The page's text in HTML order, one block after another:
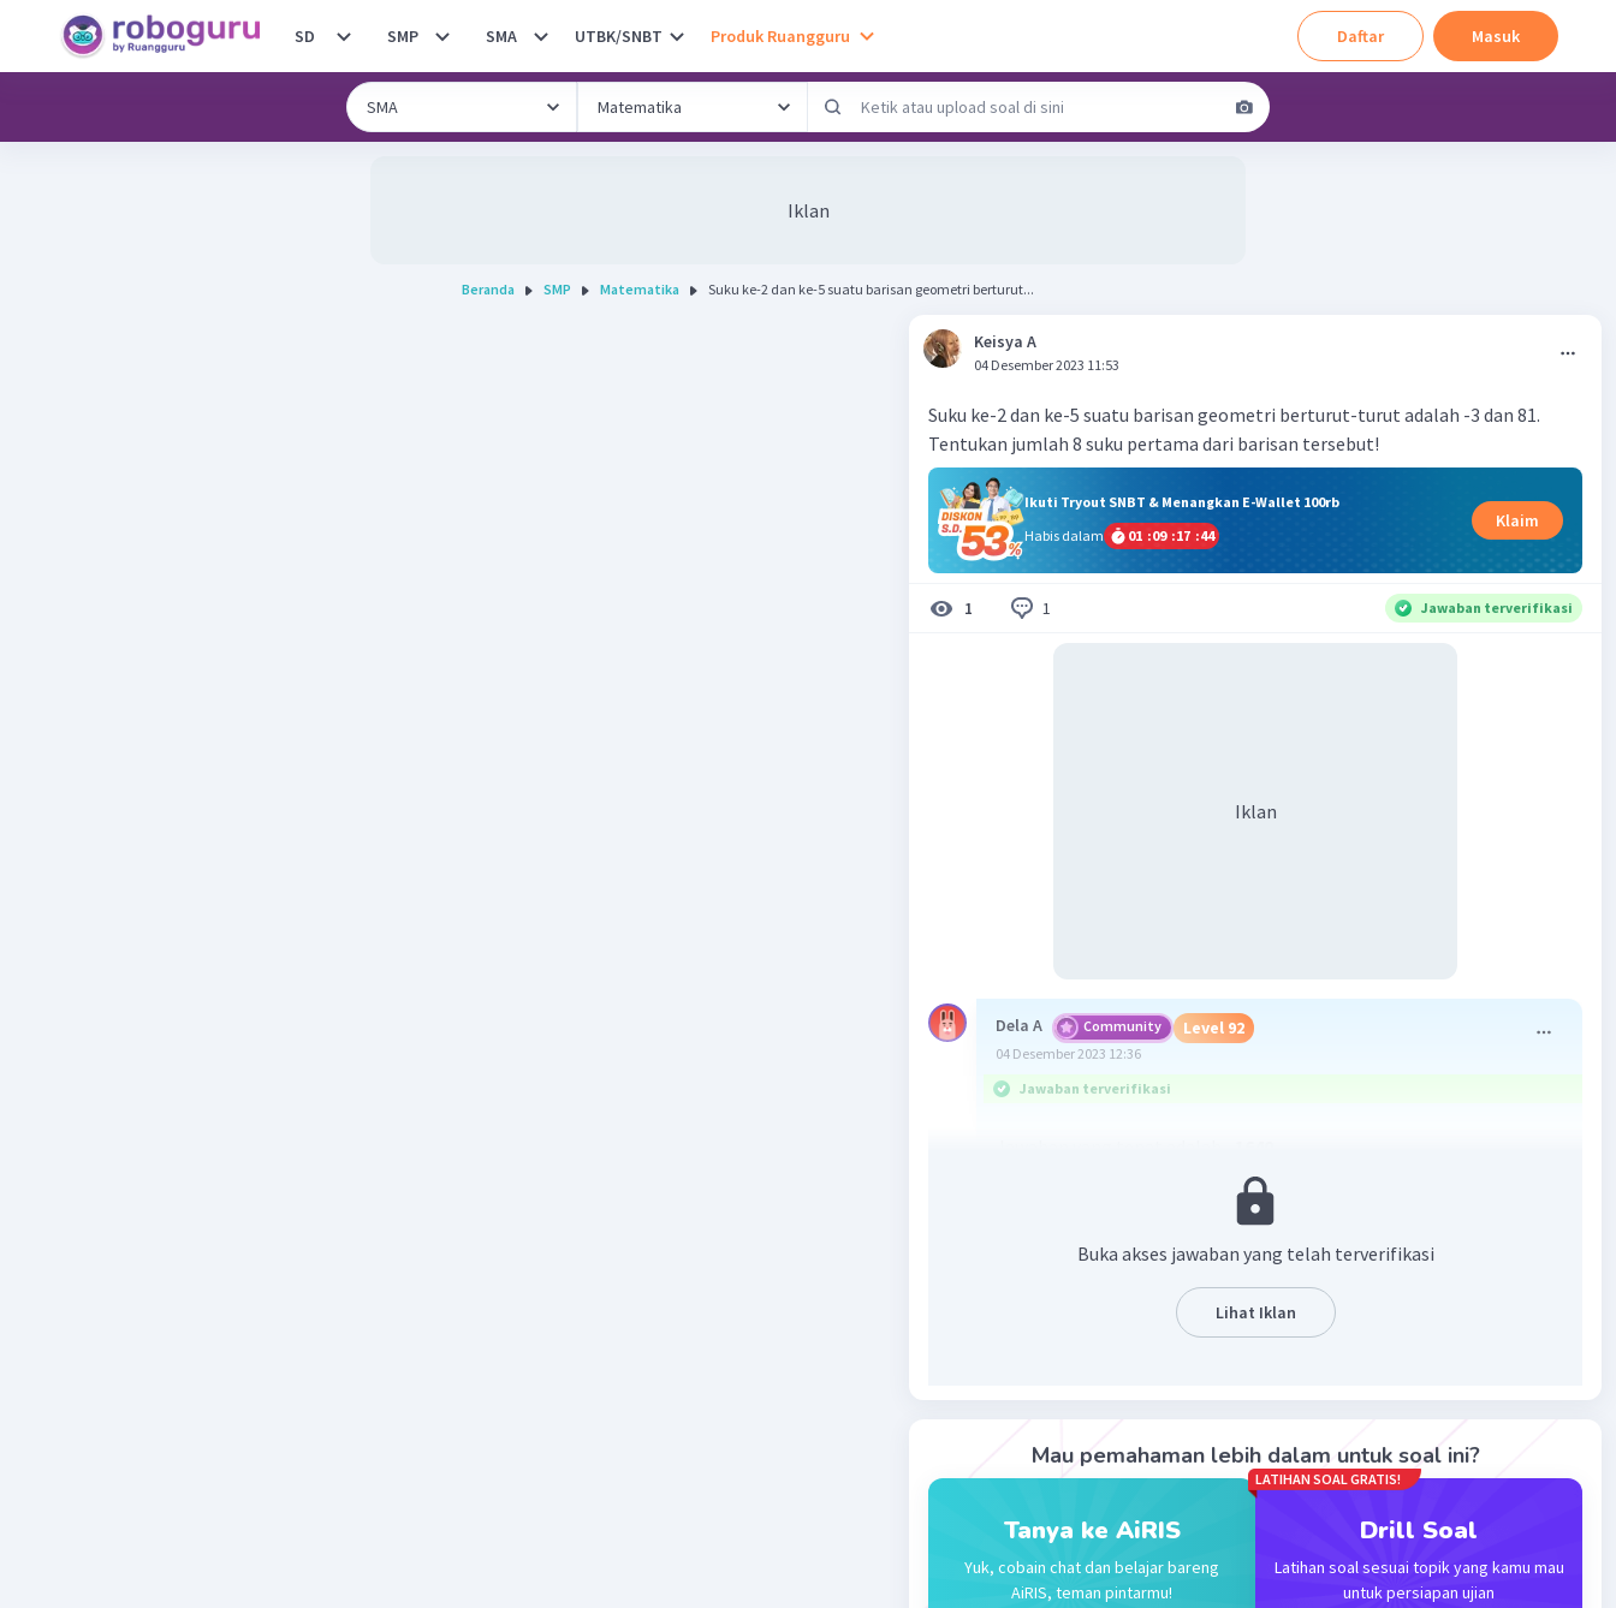
SD SMP SMA UTBK/SNBT Produk Ruangguru Daftar Masuk
Iklan
Beranda SMP Matematika Suku ke-2 dan ke-5 suatu barisan geometri berturut...
Keisya A
04 Desember 2023 11:53
Suku ke-2 dan ke-5 suatu barisan geometri berturut-turut adalah -3 dan 81.
Tentukan jumlah 8 suku pertama dari barisan tersebut!
Ikuti Tryout SNBT & Menangkan E-Wallet 100rb
Habis dalam
01 :09 :17 :43
Klaim
1 1 Jawaban terverifikasi
Iklan
Dela A Community Level 92
04 Desember 2023 12:36
Jawaban terverifikasi
Penjelasan mengenai langkah-langkahnya ada di gambar yaa
Beri Rating
Buka akses jawaban yang telah terverifikasi
Lihat Iklan
Mau pemahaman lebih dalam untuk soal ini?
Tanya ke AiRIS
Yuk, cobain chat dan belajar bareng
AiRIS, teman pintarmu!
LATIHAN SOAL GRATIS!
Drill Soal
Latihan soal sesuai topik yang kamu mau
untuk persiapan ujian